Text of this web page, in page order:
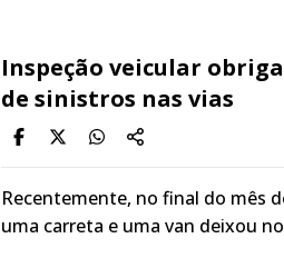
Inspeção veicular
de sinistros nas vias
Recentemente, no final do mês
uma carreta e uma van deixou